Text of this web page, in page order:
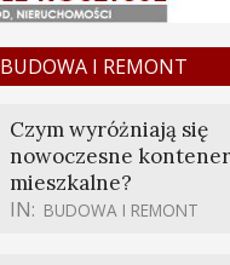
BUDOWA I REMONT
Czym wyróżniają się
nowoczesne
mieszkalne?
IN: BUDOWA I REMONT